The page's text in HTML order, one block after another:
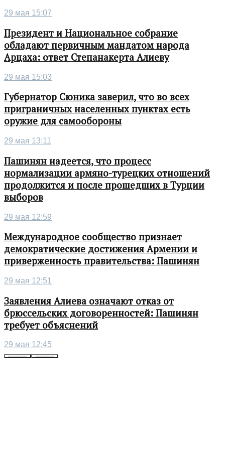
29 мая 15:07
Президент и Национальное собрание
обладают первичным мандатом народа
Арцаха: ответ Степанакерта Алиеву
29 мая 15:03
Губернатор Сюника заверил, что во всех
приграничных населенных пунктах есть
оружие для самообороны
29 мая 13:11
Пашинян надеется, что процесс
нормализации армяно-турецких отношений
продолжится и после прошедших в Турции
выборов
29 мая 12:59
Международное сообщество признает
демократические достижения Армении и
приверженность правительства: Пашинян
29 мая 12:51
Заявления Алиева означают отказ от
брюссельских договоренностей: Пашинян
требует объяснений
29 мая 12:45